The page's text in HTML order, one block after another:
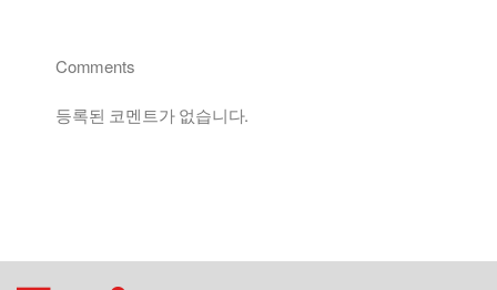
Comments
등록된 코멘트가 없습니다.